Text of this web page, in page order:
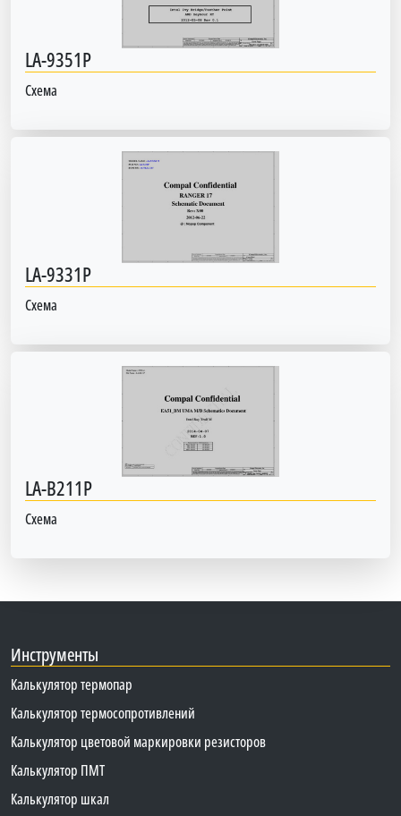
LA-9351P
Схема
LA-9331P
Схема
LA-B211P
Схема
Инструменты
Калькулятор термопар
Калькулятор термосопротивлений
Калькулятор цветовой маркировки резисторов
Калькулятор ПМТ
Калькулятор шкал